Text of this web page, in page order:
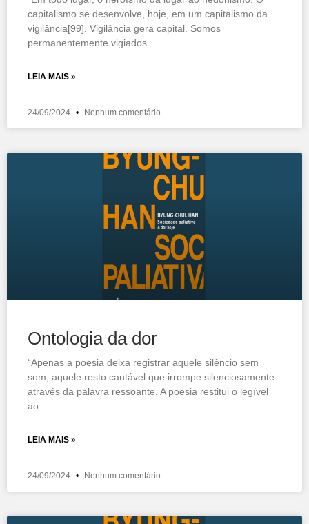
capitalismo se desenvolve, hoje, em um capitalismo da
vigilância[99]. Vigilância gera capital. Somos
permanentemente vigiados
LEIA MAIS »
24/09/2024 Nenhum comentário
Ontologia da dor
“Apenas a poesia deixa registrar aquele silêncio sem
som, aquele resto cantável que irrompe silenciosamente
através da palavra ressoante. A poesia restitui o legível
ao
LEIA MAIS »
24/09/2024 Nenhum comentário